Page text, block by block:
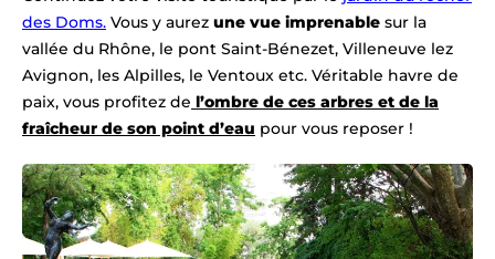
des Doms. Vous y aurez une vue imprenable sur la
vallée du Rhône, le pont Saint-Bénezet, Villeneuve lez
Avignon, les Alpilles, le Ventoux etc. Véritable havre de
paix, vous profitez de l’ombre de ces arbres et de la
fraîcheur de son point d’eau pour vous reposer !